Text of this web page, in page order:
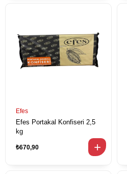
Efes
Efes Portakal Konfiseri 2,5
kg
₺670,90